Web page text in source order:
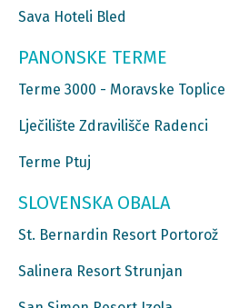
Sava Hoteli Bled
PANONSKE TERME
Terme 3000 - Moravske Toplice
Lječilište Zdravilišče Radenci
Terme Ptuj
SLOVENSKA OBALA
St. Bernardin Resort Portorož
Salinera Resort Strunjan